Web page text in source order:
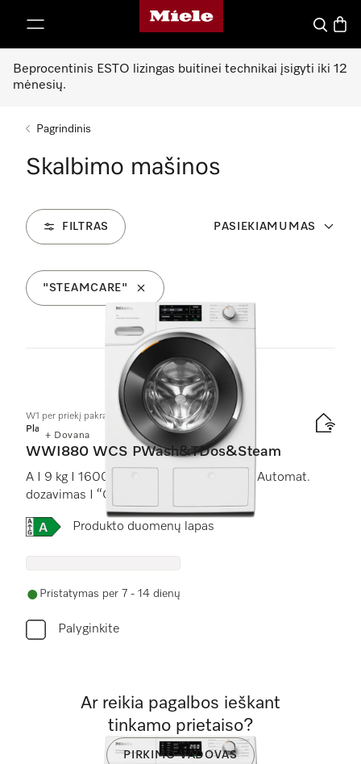
"Miele" pradžios tinklalapis
Paieška
Beprocentinis ESTO lizingas buitinei technikai įsigyti iki 12
mėnesių.
Pagrindinis
Skalbimo mašinos
FILTRAS PASIEKIAMUMAS
"STEAMCARE"
9 Produktai
+ Dovana
W1 per priekį pakraunama skalbyklė:
Platinum
WWI880 WCS PWash&TDos&Steam
A I 9 kg I 1600 sūk./min I “SteamCare” I Automat.
dozavimas I “QuickPowerWash”
Online Label Flag, Energijos vartojimo efektyvumo
Produkto duomenų lapas
Pristatymas per 7 - 14 dienų
Palyginkite
Ar reikia pagalbos ieškant
tinkamo prietaiso?
PIRKIMO VADOVAS